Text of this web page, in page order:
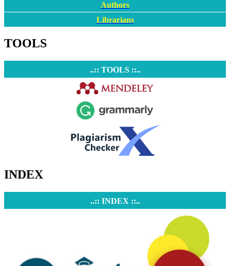
Authors
Librarians
TOOLS
..:: TOOLS ::..
INDEX
..:: INDEX ::..